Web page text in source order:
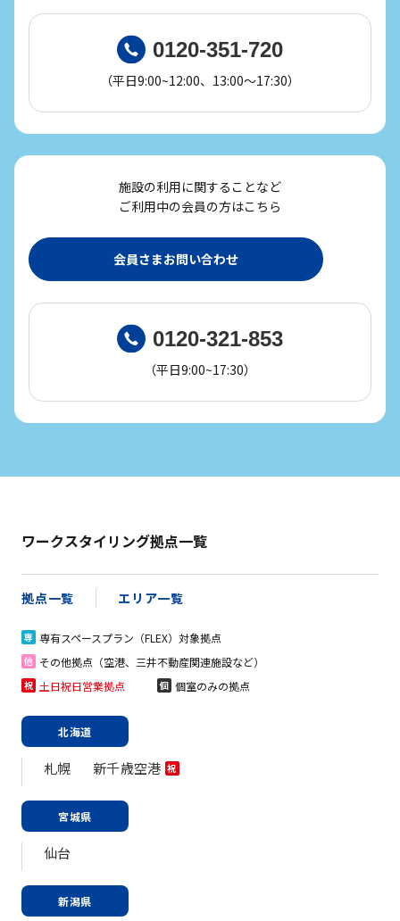
0120-351-720
（平日9:00~12:00、13:00～17:30）
施設の利用に関することなど
ご利用中の会員の方はこちら
会員さまお問い合わせ
0120-321-853
（平日9:00~17:30）
ワークスタイリング拠点一覧
拠点一覧 エリア一覧
専 専有スペースプラン（FLEX）対象拠点
他 その他拠点（空港、三井不動産関連施設など）
祝 土日祝日営業拠点 個 個室のみの拠点
北海道
札幌 新千歳空港 祝
宮城県
仙台
新潟県